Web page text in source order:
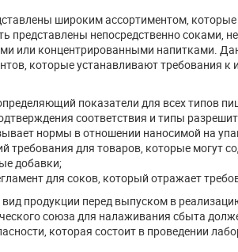
широким ассортиментом,
представлены непосредственно соками,
или концентрированными напитками.
которые устанавливают требования к
показатели для всех типов
соответствия и типы
нормы в отношении наносимой на
требования для товаров, которые могут
добавки;
для соков, который отражает
продукции перед выпуском в
союза для налаживания сбыта
которая состоит в проведении